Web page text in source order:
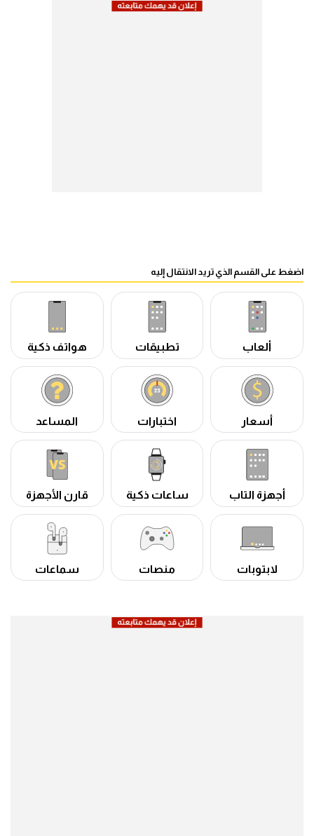
اضغط على القسم الذي تريد الانتقال إليه
ألعاب تطبيقات هواتف ذكية
أسعار اختبارات المساعد
أجهزة التاب ساعات ذكية قارن الأجهزة
لابتوبات منصات سماعات